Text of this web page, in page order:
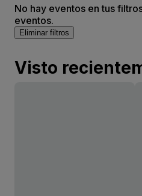
No hay eventos en tus
eventos.
Eliminar filtros
Visto